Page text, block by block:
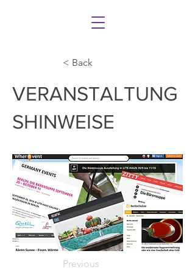
< Back
VERANSTALTUNG
SHINWEISE
Previous